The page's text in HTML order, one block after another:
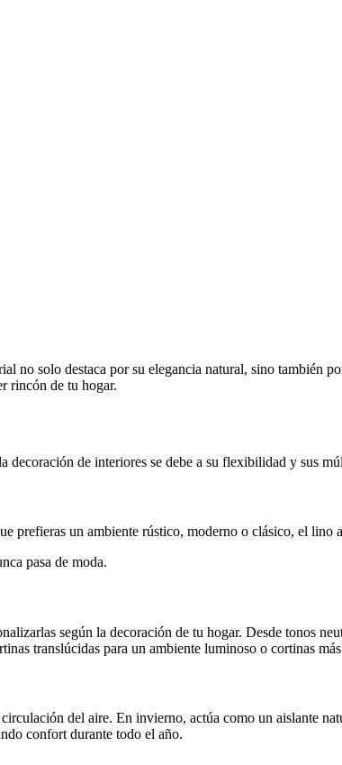
no solo destaca por su elegancia natural, sino también
rincón de tu hogar.
de interiores se debe a su flexibilidad y sus
prefieras un ambiente rústico, moderno o clásico, el lino
pasa de moda.
según la decoración de tu hogar. Desde tonos
translúcidas para un ambiente luminoso o cortinas
del aire. En invierno, actúa como un aislante
confort durante todo el año.